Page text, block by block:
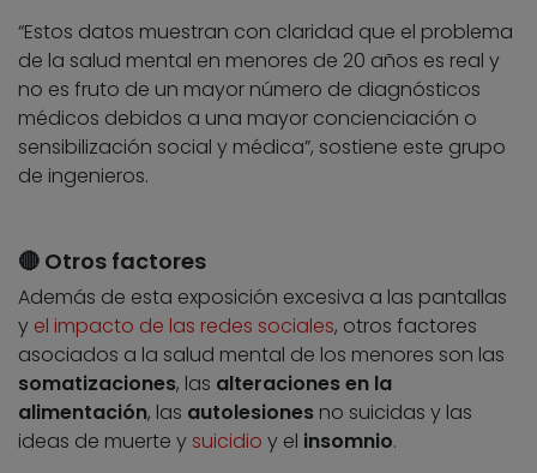
“Estos datos muestran con claridad que el problema
de la salud mental en menores de 20 años es real y
no es fruto de un mayor número de diagnósticos
médicos debidos a una mayor concienciación o
sensibilización social y médica”, sostiene este grupo
de ingenieros.
🔴 Otros factores
Además de esta exposición excesiva a las pantallas
y el impacto de las redes sociales, otros factores
asociados a la salud mental de los menores son las
somatizaciones, las alteraciones en la
alimentación, las autolesiones no suicidas y las
ideas de muerte y suicidio y el insomnio.